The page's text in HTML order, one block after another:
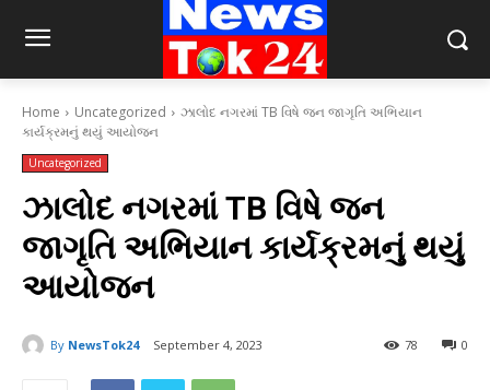
Home Uncategorized
ઝાલોદ નગરમાં TB વિષે જન જાગૃતિ અભિયાન
કાર્યક્રમનું થયું આયોજન
Uncategorized
ઝાલોદ નગરમાં TB વિષે જન
જાગૃતિ અભિયાન કાર્યક્રમનું થયું
આયોજન
By NewsTok24 September 4, 2023 0
78